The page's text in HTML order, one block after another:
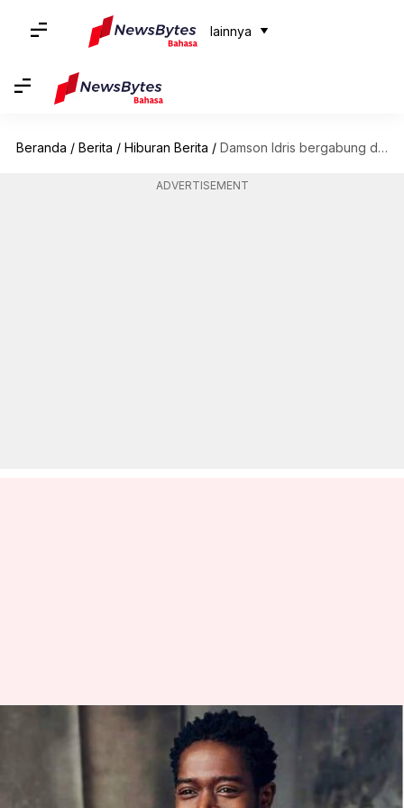
lainnya
Beranda / Berita / Hiburan Berita / Damson Idris bergabung dengan film F1 Brad Pitt: Semua yang perlu diketahui
ADVERTISEMENT
Damson Idris bergabung
dengan film F1 Brad Pitt:
Semua yang perlu diketahui